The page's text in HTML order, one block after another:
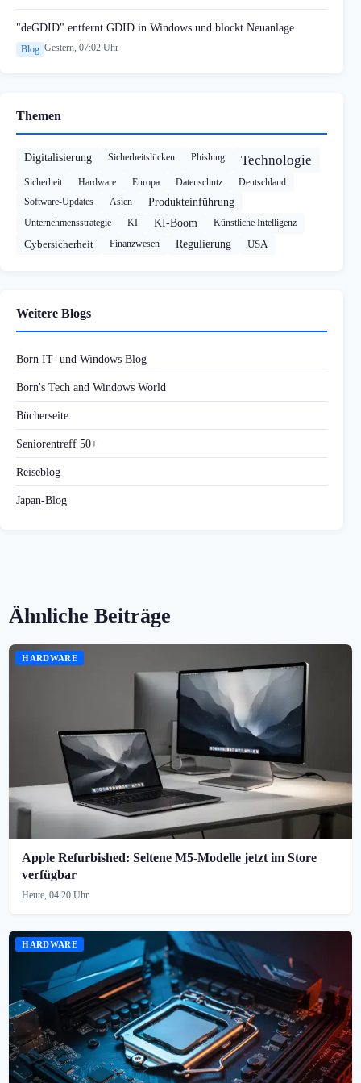
"deGDID" entfernt GDID in Windows und blockt Neuanlage
Blog Gestern, 07:02 Uhr
Themen
Digitalisierung Sicherheitslücken Phishing Technologie
Sicherheit Hardware Europa Datenschutz
Deutschland
Software-Updates
Asien Produkteinführung
Unternehmensstrategie KI KI-Boom Künstliche Intelligenz
Cybersicherheit Finanzwesen Regulierung USA
Weitere Blogs
Born IT- und Windows Blog
Born's Tech and Windows World
Bücherseite
Seniorentreff 50+
Reiseblog
Japan-Blog
Ähnliche Beiträge
HARDWARE
Apple Refurbished: Seltene M5-Modelle jetzt im Store
verfügbar
Heute, 04:20 Uhr
HARDWARE